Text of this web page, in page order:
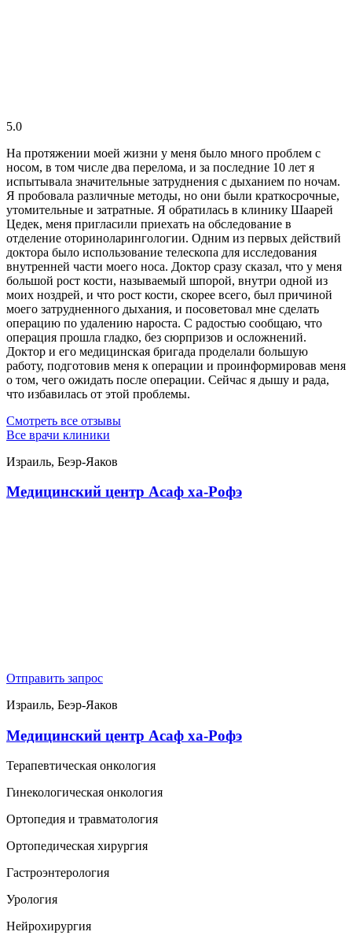
5.0
На протяжении моей жизни у меня было много проблем с
носом, в том числе два перелома, и за последние 10 лет я
испытывала значительные затруднения с дыханием по ночам.
Я пробовала различные методы, но они были краткосрочные,
утомительные и затратные. Я обратилась в клинику Шаарей
Цедек, меня пригласили приехать на обследование в
отделение оториноларингологии. Одним из первых действий
доктора было использование телескопа для исследования
внутренней части моего носа. Доктор сразу сказал, что у меня
большой рост кости, называемый шпорой, внутри одной из
моих ноздрей, и что рост кости, скорее всего, был причиной
моего затрудненного дыхания, и посоветовал мне сделать
операцию по удалению нароста. С радостью сообщаю, что
операция прошла гладко, без сюрпризов и осложнений.
Доктор и его медицинская бригада проделали большую
работу, подготовив меня к операции и проинформировав меня
о том, чего ожидать после операции. Сейчас я дышу и рада,
что избавилась от этой проблемы.
Смотреть все отзывы
Все врачи клиники
Израиль, Беэр-Яаков
Медицинский центр Асаф ха-Рофэ
Отправить запрос
Израиль, Беэр-Яаков
Медицинский центр Асаф ха-Рофэ
Терапевтическая онкология
Гинекологическая онкология
Ортопедия и травматология
Ортопедическая хирургия
Гастроэнтерология
Урология
Нейрохирургия